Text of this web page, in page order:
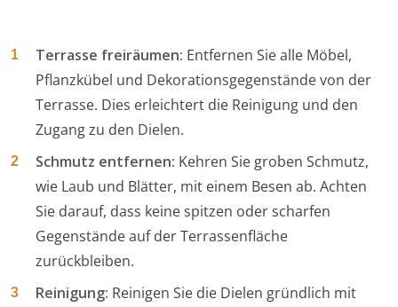
Terrasse freiräumen: Entfernen Sie alle Möbel,
Pflanzkübel und Dekorationsgegenstände von der
Terrasse. Dies erleichtert die Reinigung und den
Zugang zu den Dielen.
Schmutz entfernen: Kehren Sie groben Schmutz,
wie Laub und Blätter, mit einem Besen ab. Achten
Sie darauf, dass keine spitzen oder scharfen
Gegenstände auf der Terrassenfläche
zurückbleiben.
Reinigung: Reinigen Sie die Dielen gründlich mit